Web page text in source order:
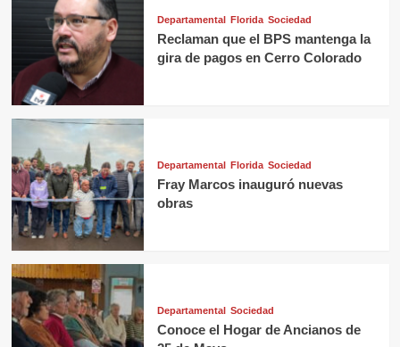
Departamental Florida Sociedad
Reclaman que el BPS mantenga la
gira de pagos en Cerro Colorado
Departamental Florida Sociedad
Fray Marcos inauguró nuevas
obras
Departamental Sociedad
Conoce el Hogar de Ancianos de